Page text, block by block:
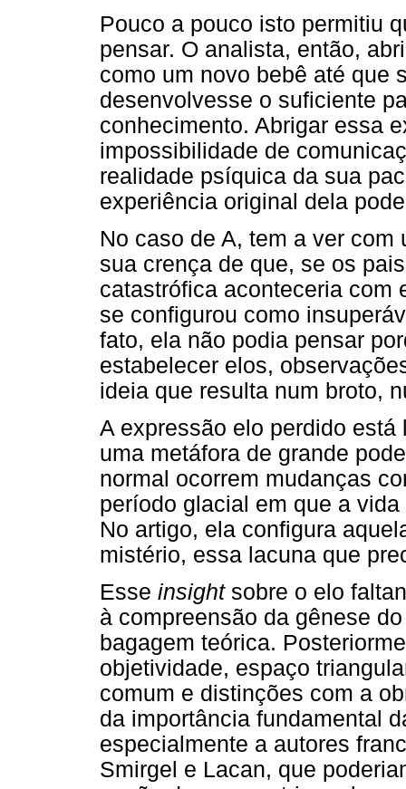
Pouco a pouco isto permitiu
pensar. O analista, então,
como um novo bebê até que
desenvolvesse o suficiente
conhecimento. Abrigar essa
impossibilidade de
realidade psíquica da sua
experiência original dela
No caso de A, tem a ver
sua crença de que, se os
catastrófica aconteceria com
se configurou como
fato, ela não podia pensar
estabelecer elos,
ideia que resulta num broto,
A expressão elo perdido
uma metáfora de grande
normal ocorrem mudanças
período glacial em que a
No artigo, ela configura
mistério, essa lacuna que
Esse insightsobre o elo
à compreensão da gênese
bagagem teórica.
objetividade, espaço
comum e distinções com a
da importância fundamental
especialmente a autores
Smirgel e Lacan, que